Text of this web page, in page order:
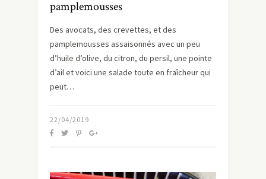
pamplemousses
Des avocats, des crevettes, et des
pamplemousses assaisonnés avec un peu
d’huile d’olive, du citron, du persil, une pointe
d’ail et voici une salade toute en fraîcheur qui
peut…
22/04/2019